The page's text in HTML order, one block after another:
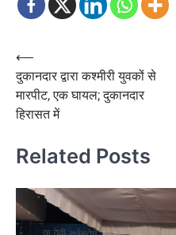
Post
navigation
⟵
दुकानदार द्वारा कश्मीरी युवकों से
मारपीट, एक घायल; दुकानदार
हिरासत में
Related Posts